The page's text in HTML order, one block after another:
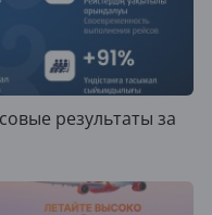
результаты за